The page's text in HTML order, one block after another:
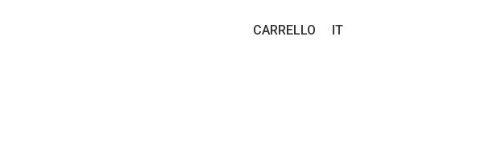
CARRELLO IT